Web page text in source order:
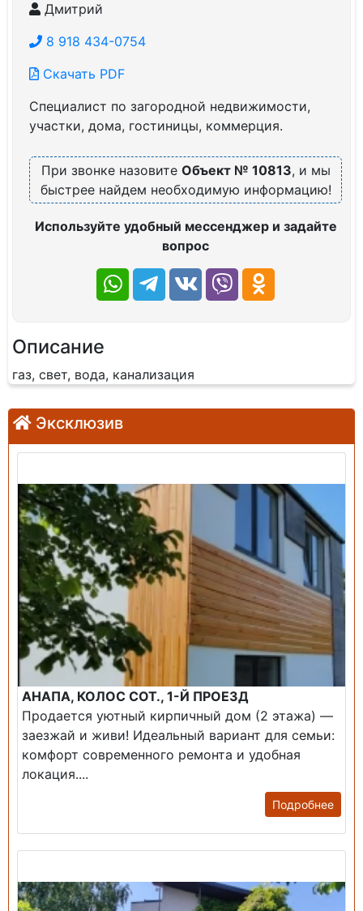
Дмитрий
8 918 434-0754
Скачать PDF
Специалист по загородной недвижимости,
участки, дома, гостиницы, коммерция.
При звонке назовите Объект № 10813, и мы
быстрее найдем необходимую информацию!
Используйте удобный мессенджер и задайте
вопрос
Описание
газ, свет, вода, канализация
Эксклюзив
АНАПА, КОЛОС СОТ., 1-Й ПРОЕЗД
Продается уютный кирпичный дом (2 этажа) —
заезжай и живи! ​Идеальный вариант для семьи:
комфорт современного ремонта и удобная
локация....
Подробнее